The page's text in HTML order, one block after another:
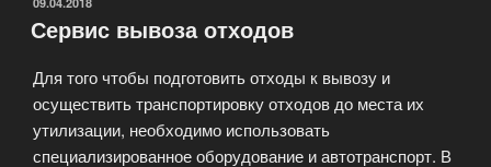
работы»
Сервис вывоза отходов
Для того чтобы подготовить отходы к вывозу и
осуществить транспортировку отходов до места их
утилизации, необходимо использовать
специализированное оборудование и автотранспорт. В